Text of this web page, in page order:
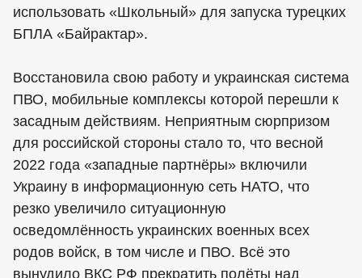
использовать «Школьный» для запуска турецких
БПЛА «Байрактар».
Восстановила свою работу и украинская система
ПВО, мобильные комплексы которой перешли к
засадным действиям. Неприятным сюрпризом
для российской стороны стало то, что весной
2022 года «западные партнёры» включили
Украину в информационную сеть НАТО, что
резко увеличило ситуационную
осведомлённость украинских военных всех
родов войск, в том числе и ПВО. Всё это
вынудило ВКС РФ прекратить полёты над